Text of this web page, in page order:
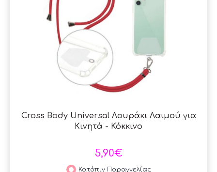
Cross Body Universal Λουράκι Λαιμού για
Κινητά - Κόκκινο
5,90€
Κατόπιν Παραγγελίας